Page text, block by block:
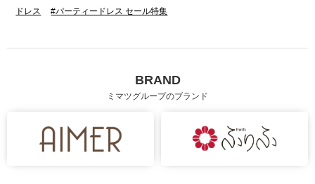
ドレス
#パーティードレス セール特集
BRAND
ミマツグループのブランド